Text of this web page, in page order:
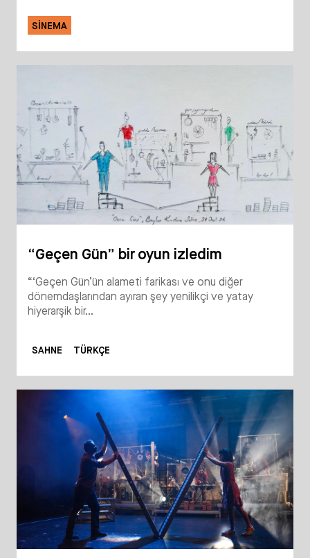
SINEMA
“Geçen Gün” bir oyun izledim
“‘Geçen Gün’ün alameti farikası ve onu diğer
dönemdaşlarından ayıran şey yenilikçi ve yatay
hiyerarşik bir...
SAHNE TÜRKÇE